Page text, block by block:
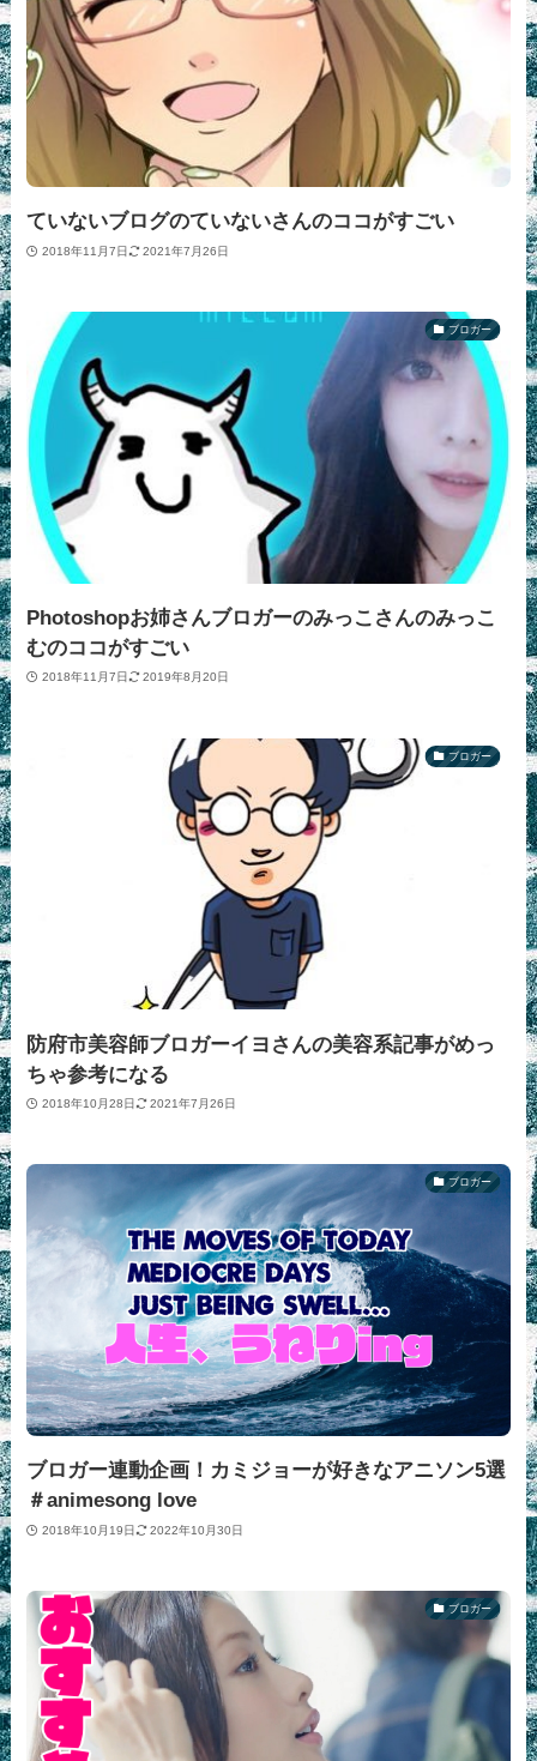
ていないブログのていないさんのココがすごい
2018年11月7日 2021年7月26日
ブロガー
Photoshopお姉さんブロガーのみっこさんのみっこ
むのココがすごい
2018年11月7日 2019年8月20日
ブロガー
防府市美容師ブロガーイヨさんの美容系記事がめっ
ちゃ参考になる
2018年10月28日 2021年7月26日
ブロガー
ブロガー連動企画！カミジョーが好きなアニソン5選
＃animesong love
2018年10月19日 2022年10月30日
ブロガー